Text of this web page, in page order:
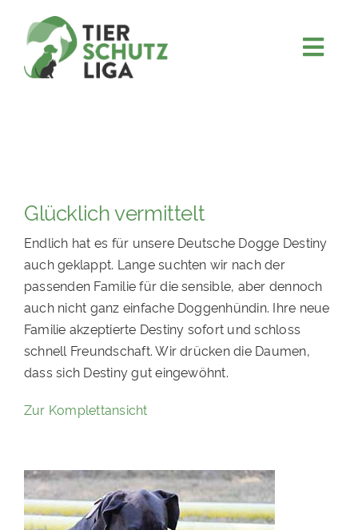
content
FÖRDERN & VERERBEN
KOOPERATIONEN
4KIDS
TIERHEIMTIERE
TIERHEIME
PATENSCHAFTEN
HELFER WERDEN
Glücklich vermittelt
Endlich hat es für unsere Deutsche Dogge Destiny
auch geklappt. Lange suchten wir nach der
passenden Familie für die sensible, aber dennoch
auch nicht ganz einfache Doggenhündin. Ihre neue
Familie akzeptierte Destiny sofort und schloss
schnell Freundschaft. Wir drücken die Daumen,
dass sich Destiny gut eingewöhnt.
Zur Komplettansicht